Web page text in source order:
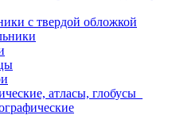
с твердой обложкой
атласы, глобусы